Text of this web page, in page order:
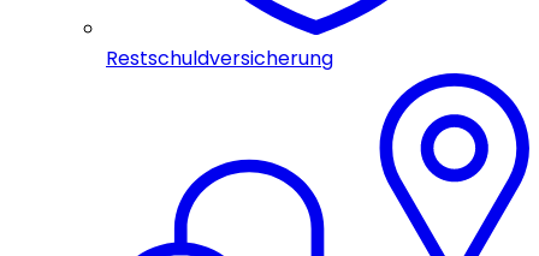
Restschuldversicherung